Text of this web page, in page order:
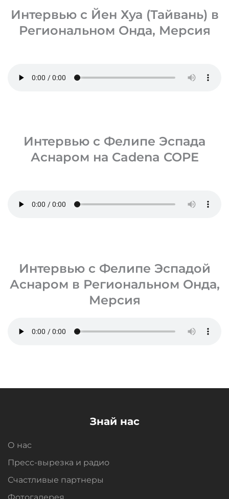
Интервью с Йен Хуа (Тайвань) в
Региональном Онда, Мерсия
Интервью с Фелипе Эспада
Аснаром на Cadena COPE
Интервью с Фелипе Эспадой
Аснаром в Региональном Онда,
Мерсия
Знай нас
О нас
Пресс-вырезка и радио
Счастливые партнеры